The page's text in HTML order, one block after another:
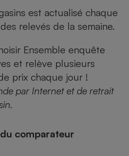
est actualisé chaque
relevés de la semaine.
Ensemble enquête
et relève plusieurs
prix chaque jour !
par Internet et de retrait
comparateur